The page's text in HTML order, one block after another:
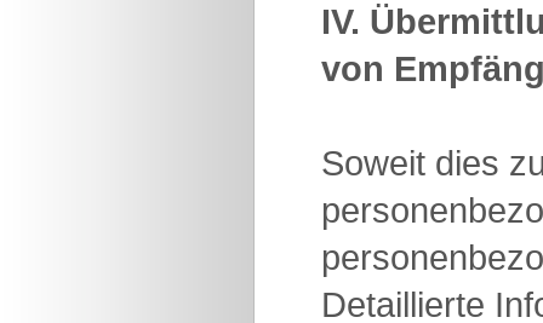
IV.
von
Soweit dies
Detaillierte